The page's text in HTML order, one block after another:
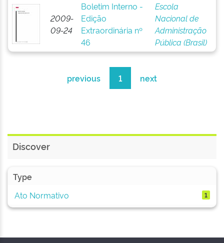
2009-
09-24
Boletim Interno -
Edição
Extraordinária nº
46
Escola
Nacional de
Administração
Pública (Brasil)
previous 1 next
Discover
Type
Ato Normativo
1